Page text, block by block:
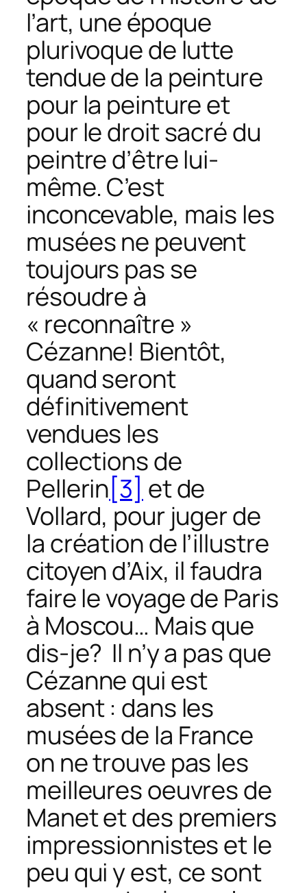
l’art, une époque
plurivoque de lutte
tendue de la peinture
pour la peinture et
pour le droit sacré du
peintre d’être lui-
même. C’est
inconcevable, mais les
musées ne peuvent
toujours pas se
résoudre à
« reconnaître »
Cézanne! Bientôt,
quand seront
définitivement
vendues les
collections de
Pellerin[3] et de
Vollard, pour juger de
la création de l’illustre
citoyen d’Aix, il faudra
faire le voyage de Paris
à Moscou… Mais que
dis-je? Il n’y a pas que
Cézanne qui est
absent : dans les
musées de la France
on ne trouve pas les
meilleures oeuvres de
Manet et des premiers
impressionnistes et le
peu qui y est, ce sont